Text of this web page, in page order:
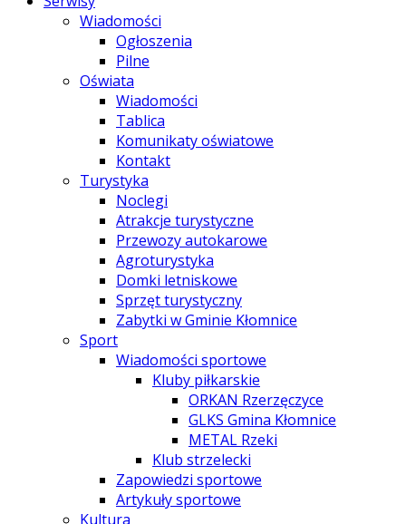
Wiadomości
Ogłoszenia
Pilne
Oświata
Wiadomości
Tablica
Komunikaty oświatowe
Kontakt
Turystyka
Noclegi
Atrakcje turystyczne
Przewozy autokarowe
Agroturystyka
Domki letniskowe
Sprzęt turystyczny
Zabytki w Gminie Kłomnice
Sport
Wiadomości sportowe
Kluby piłkarskie
ORKAN Rzerzęczyce
GLKS Gmina Kłomnice
METAL Rzeki
Klub strzelecki
Zapowiedzi sportowe
Artykuły sportowe
Kultura